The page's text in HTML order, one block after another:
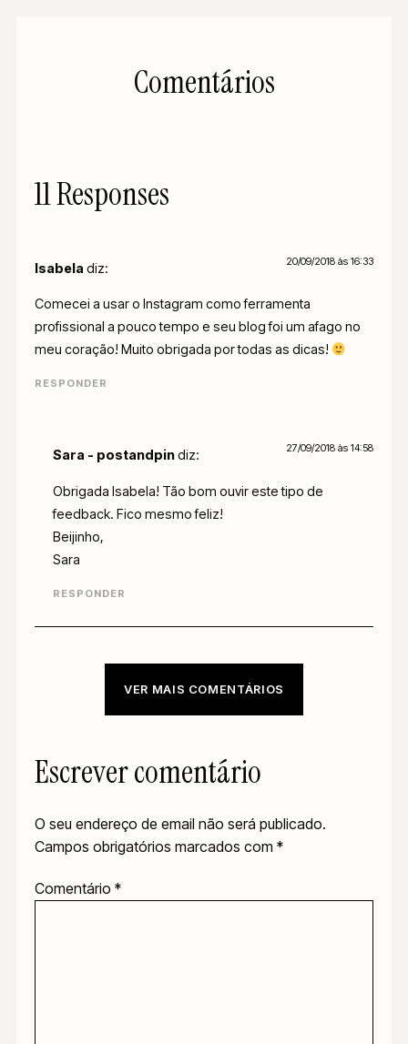
Comentários
11 Responses
Isabela diz: 20/09/2018 às 16:33
Comecei a usar o Instagram como ferramenta
profissional a pouco tempo e seu blog foi um afago no
meu coração! Muito obrigada por todas as dicas!
RESPONDER
Sara - postandpindiz: 27/09/2018 às 14:58
Obrigada Isabela! Tão bom ouvir este tipo de
feedback. Fico mesmo feliz!
Beijinho,
Sara
RESPONDER
VER MAIS COMENTÁRIOS
Escrever comentário
O seu endereço de email não será publicado.
Campos obrigatórios marcados com *
Comentário *